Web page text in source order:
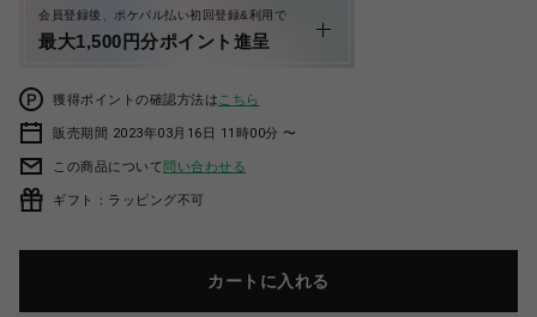
会員登録後、ポケパル払い初回登録&利用で
最大1,500円分ポイント進呈
獲得ポイントの確認方法は こちら
販売期間 2023年03月16日 11時00分 〜
この商品について問い合わせる
ギフト：ラッピング不可
カートに入れる